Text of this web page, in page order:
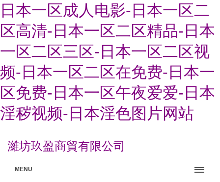
日本一区成人电影-日本一区二
区高清-日本一区二区精品-日本
一区二区三区-日本一区二区视
频-日本一区二区在免费-日本一
区免费-日本一区午夜爱爱-日本
淫秽视频-日本淫色图片网站
濰坊玖盈商貿有限公司
MENU